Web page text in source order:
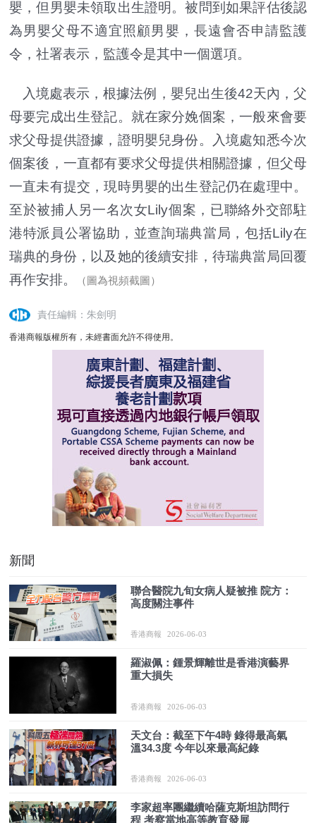
嬰，但男嬰未領取出生證明。被問到如果評估後認
為男嬰父母不適宜照顧男嬰，長遠會否申請監護
令，社署表示，監護令是其中一個選項。
入境處表示，根據法例，嬰兒出生後42天內，父
母要完成出生登記。就在家分娩個案，一般來會要
求父母提供證據，證明嬰兒身份。入境處知悉今次
個案後，一直都有要求父母提供相關證據，但父母
一直未有提交，現時男嬰的出生登記仍在處理中。
至於被捕人另一名次女Lily個案，已聯絡外交部駐
港特派員公署協助，並查詢瑞典當局，包括Lily在
瑞典的身份，以及她的後續安排，待瑞典當局回覆
再作安排。
（圖為視頻截圖）
責任編輯：朱劍明
香港商報版權所有，未經書面允許不得使用。
新聞
聯合醫院九旬女病人疑被推 院方：
高度關注事件
香港商報 2026-06-03
羅淑佩：鍾景輝離世是香港演藝界
重大損失
香港商報 2026-06-03
天文台：截至下午4時 錄得最高氣
溫34.3度 今年以來最高紀錄
香港商報 2026-06-03
李家超率團繼續哈薩克斯坦訪問行
程 考察當地高等教育發展